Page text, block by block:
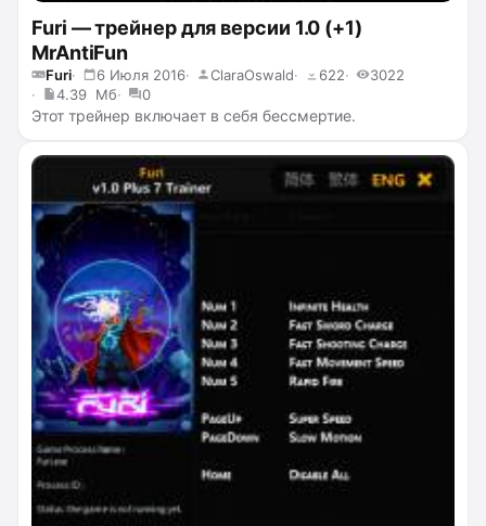
Furi — трейнер для версии 1.0 (+1)
MrAntiFun
Furi 6 Июля 2016 ClaraOswald 622
3022
4.39 Мб
0
Этот трейнер включает в себя бессмертие.